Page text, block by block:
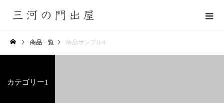
商品一覧 商品サンプル4
カテゴリー1